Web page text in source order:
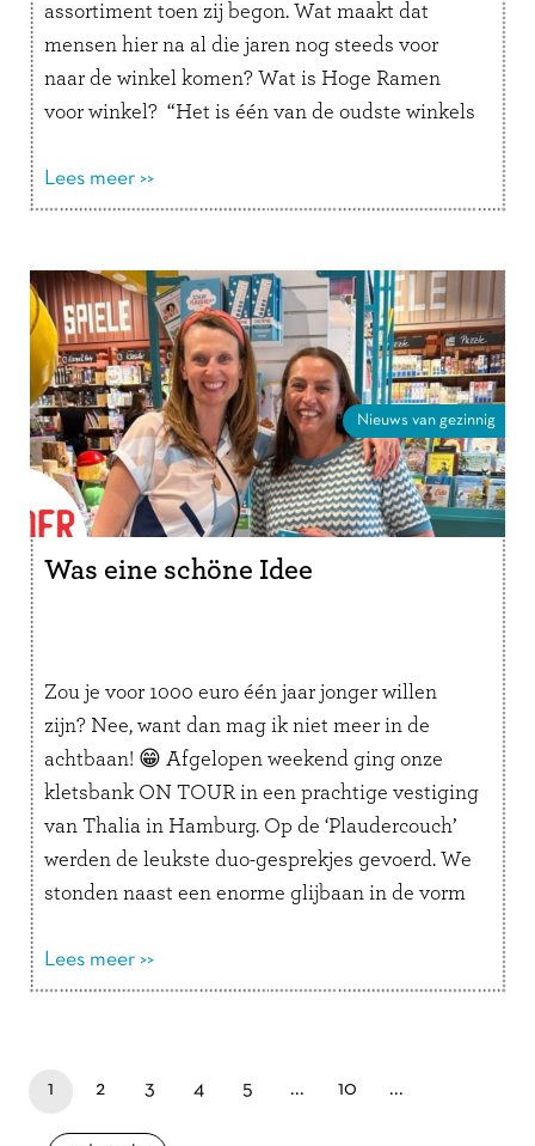
assortiment toen zij begon. Wat maakt dat
mensen hier na al die jaren nog steeds voor
naar de winkel komen? Wat is Hoge Ramen
voor winkel? “Het is één van de oudste winkels
Lees meer >>
Nieuws van gezinnig
Was eine schöne Idee
Zou je voor 1000 euro één jaar jonger willen
zijn? Nee, want dan mag ik niet meer in de
achtbaan! 😁 Afgelopen weekend ging onze
kletsbank ON TOUR in een prachtige vestiging
van Thalia in Hamburg. Op de ‘Plaudercouch’
werden de leukste duo-gesprekjes gevoerd. We
stonden naast een enorme glijbaan in de vorm
Lees meer >>
paginapage 1 of 16
je bent nu op pagina
1 pagina
2 pagina
3 pagina
4 pagina
5 ... pagina
10 ...
laatste pagina